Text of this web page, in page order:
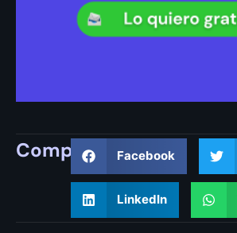
Compartir Facebook
LinkedIn